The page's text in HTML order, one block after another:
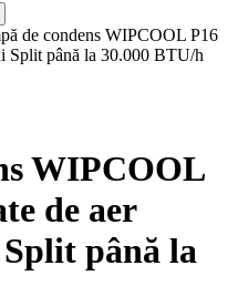
de condens WIPCOOL P16
Split până la 30.000 BTU/h
WIPCOOL
de aer
până la